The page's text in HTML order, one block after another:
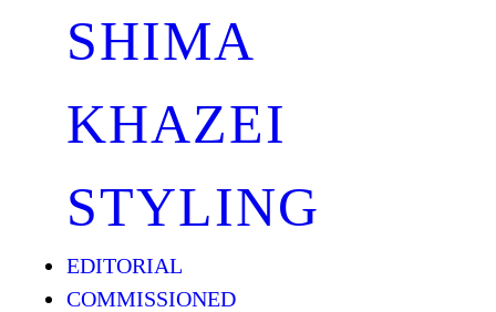
SHIMA
KHAZEI
STYLING
EDITORIAL
COMMISSIONED